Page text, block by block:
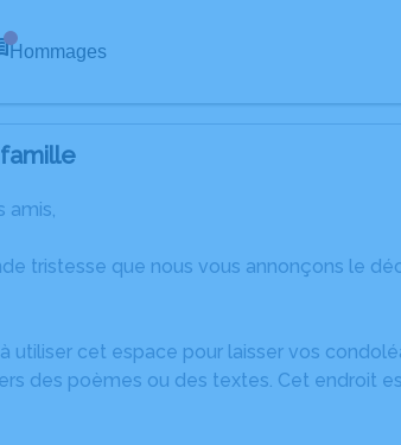
Hommages
amis,
tristesse que nous vous annonçons le
utiliser cet espace pour laisser vos
des poèmes ou des textes. Cet endroit